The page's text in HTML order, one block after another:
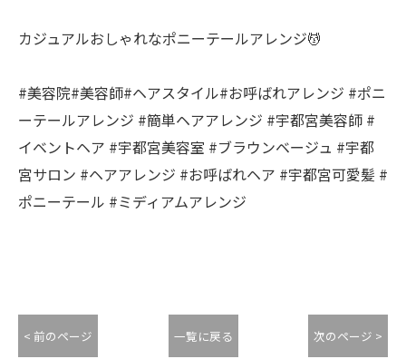
カジュアルおしゃれなポニーテールアレンジ💆
#美容院#美容師#ヘアスタイル#お呼ばれアレンジ #ポニ
ーテールアレンジ #簡単ヘアアレンジ #宇都宮美容師 #
イベントヘア #宇都宮美容室 #ブラウンベージュ #宇都
宮サロン #ヘアアレンジ #お呼ばれヘア #宇都宮可愛髪 #
ポニーテール #ミディアムアレンジ
< 前のページ 一覧に戻る 次のページ >